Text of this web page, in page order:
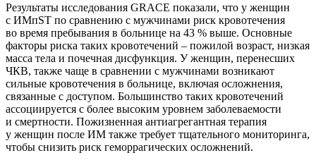
Результаты исследования GRACE показали, что у женщин
с ИМпST по сравнению с мужчинами риск кровотечения
во время пребывания в больнице на 43 % выше. Основные
факторы риска таких кровотечений – пожилой возраст, низкая
масса тела и почечная дисфункция. У женщин, перенесших
ЧКВ, также чаще в сравнении с мужчинами возникают
сильные кровотечения в больнице, включая осложнения,
связанные с доступом. Большинство таких кровотечений
ассоциируется с более высоким уровнем заболеваемости
и смертности. Пожизненная антиагрегантная терапия
у женщин после ИМ также требует тщательного мониторинга,
чтобы снизить риск геморрагических осложнений.